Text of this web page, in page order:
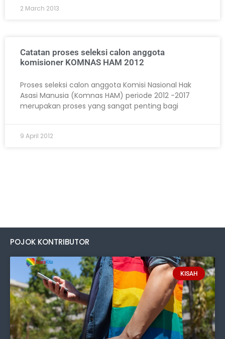
2 March 2013
Catatan proses seleksi calon anggota
komisioner KOMNAS HAM 2012
Proses seleksi calon anggota Komisi Nasional Hak
Asasi Manusia (Komnas HAM) periode 2012 -2017
merupakan proses yang sangat penting bagi
9 April 2012
POJOK KONTRIBUTOR
KISAH